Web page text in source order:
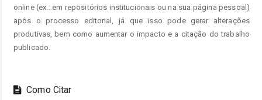
online (ex.: em repositórios institucionais ou na sua página pessoal)
após o processo editorial, já que isso pode gerar alterações
produtivas, bem como aumentar o impacto e a citação do trabalho
publicado.
Como Citar